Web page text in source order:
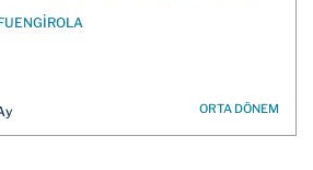
ORTA DÖNEM